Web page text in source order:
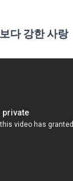
다 강한 사랑